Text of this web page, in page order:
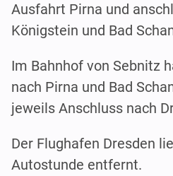
Ausfahrt Pirna und
Königstein und Bad
Im Bahnhof von Sebnitz
nach Pirna und Bad
jeweils Anschluss nach
Der Flughafen Dresden
Autostunde entfernt.